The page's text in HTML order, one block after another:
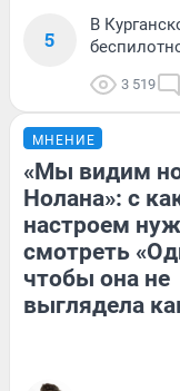
5
В
3 519
МНЕНИЕ
«Мы видим
Нолана»: с
настроем
смотреть
чтобы она не
выглядела